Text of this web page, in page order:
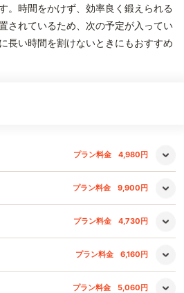
。時間をかけず、効率良く鍛えられる
されているため、次の予定が入ってい
長い時間を割けないときにもおすすめ
プラン料金 4,980円
プラン料金 9,900円
プラン料金 4,730円
プラン料金 6,160円
プラン料金 5,060円